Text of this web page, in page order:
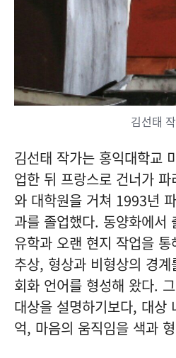
김선태
김선태 작가는 홍익대학교
업한 뒤 프랑스로 건너가
와 대학원을 거쳐 1993년
과를 졸업했다. 동양화에서
유학과 오랜 현지 작업을
추상, 형상과 비형상의 경
회화 언어를 형성해 왔다.
대상을 설명하기보다, 대상
억, 마음의 움직임을 색과